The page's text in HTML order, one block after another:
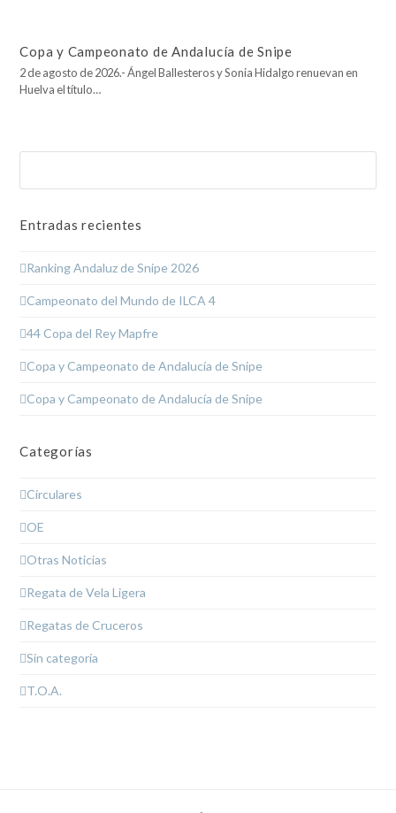
Copa y Campeonato de Andalucía de Snipe
2 de agosto de 2026.- Ángel Ballesteros y Sonia Hidalgo renuevan en
Huelva el título…
Entradas recientes
Ranking Andaluz de Snipe 2026
Campeonato del Mundo de ILCA 4
44 Copa del Rey Mapfre
Copa y Campeonato de Andalucía de Snipe
Copa y Campeonato de Andalucía de Snipe
Categorías
Circulares
OE
Otras Noticias
Regata de Vela Ligera
Regatas de Cruceros
Sin categoría
T.O.A.